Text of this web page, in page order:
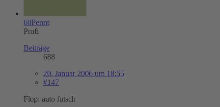
60Pennt
Profi
Beiträge
688
20. Januar 2006 um 18:55
#147
Flop: auto futsch